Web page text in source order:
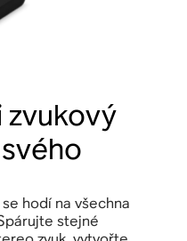
zvukový
hodí na všechna
stejné